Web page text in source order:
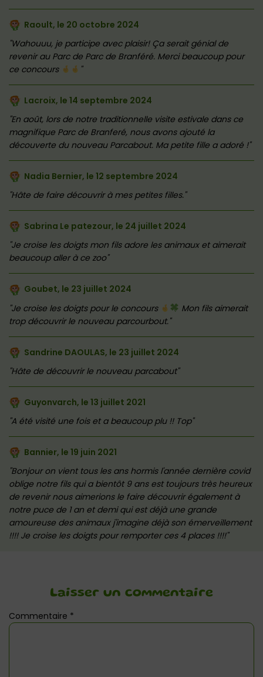
Raoult, le 20 octobre 2024
Wahouuu, je participe avec plaisir! Ça serait génial de
revenir au Parc de Parc de Branféré. Merci beaucoup pour
ce concours
Lacroix, le 14 septembre 2024
En août, lors de notre traditionnelle visite estivale dans ce
magnifique Parc de Branferé, nous avons ajouté la
découverte du nouveau Parcabout. Ma petite fille a adoré !
Nadia Bernier, le 12 septembre 2024
Hâte de faire découvrir à mes petites filles.
Sabrina Le patezour, le 24 juillet 2024
Je croise les doigts mon fils adore les animaux et aimerait
beaucoup aller à ce zoo
Goubet, le 23 juillet 2024
Je croise les doigts pour le concours
Mon fils aimerait
trop découvrir le nouveau parcourbout.
Sandrine DAOULAS, le 23 juillet 2024
Hâte de découvrir le nouveau parcabout
Guyonvarch, le 13 juillet 2021
A été visité une fois et a beaucoup plu !! Top
Bannier, le 19 juin 2021
Bonjour on vient tous les ans hormis l'année dernière covid
oblige notre fils qui a bientôt 9 ans est toujours très heureux
de revenir nous aimerions le faire découvrir également à
notre puce de 1 an et demi qui est déjà une grande
amoureuse des animaux j'imagine déjà son émerveillement
!!!! Je croise les doigts pour remporter ces 4 places !!!!
Laisser un commentaire
Commentaire *